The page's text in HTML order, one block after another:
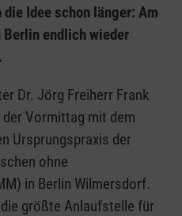
Idee schon länger: Am
endlich wieder
Dr. Jörg Freiherr Frank
Vormittag mit dem
Ursprungspraxis der
ohne
in Berlin Wilmersdorf.
größte Anlaufstelle für